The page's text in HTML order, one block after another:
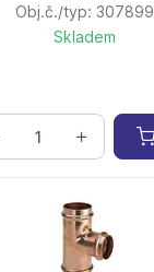
Obj.č./typ: 307899
Skladem